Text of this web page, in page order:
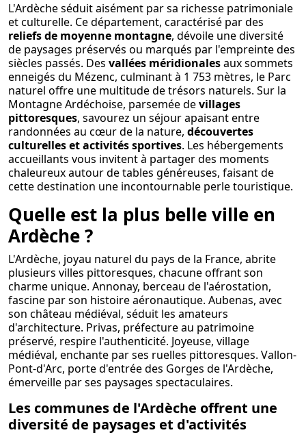
L'Ardèche séduit aisément par sa richesse patrimoniale
et culturelle. Ce département, caractérisé par des
reliefs de moyenne montagne, dévoile une diversité
de paysages préservés ou marqués par l'empreinte des
siècles passés. Des vallées méridionalesaux sommets
enneigés du Mézenc, culminant à 1 753 mètres, le Parc
naturel offre une multitude de trésors naturels. Sur la
Montagne Ardéchoise, parsemée devillages
pittoresques, savourez un séjour apaisant entre
randonnées au cœur de la nature, découvertes
culturelles et activités sportives. Les hébergements
accueillants vous invitent à partager des moments
chaleureux autour de tables généreuses, faisant de
cette destination une incontournable perle touristique.
Quelle est la plus belle ville en
Ardèche ?
L'Ardèche, joyau naturel du pays de la France, abrite
plusieurs villes pittoresques, chacune offrant son
charme unique. Annonay, berceau de l'aérostation,
fascine par son histoire aéronautique. Aubenas, avec
son château médiéval, séduit les amateurs
d'architecture. Privas, préfecture au patrimoine
préservé, respire l'authenticité. Joyeuse, village
médiéval, enchante par ses ruelles pittoresques. Vallon-
Pont-d'Arc, porte d'entrée des Gorges de l'Ardèche,
émerveille par ses paysages spectaculaires.
Les communes de l'Ardèche offrent une
diversité de paysages et d'activités